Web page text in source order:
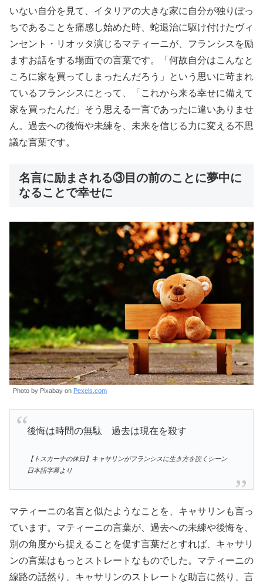
いない自分を見て、イタリアの大きな家に自分が独りぼっ
ちであることを痛感し始めた時、蛇退治に駆け付けたヴィ
ンセント・リオッタ演じるマティーニが、フランシスを励
ますお話をする場面での言葉です。「何故自分はこんなと
ころに家を買ってしまったんだろう」という思いに苛まれ
ているフランシスにとって、「これから来る幸せに備えて
家を買ったんだ」そう思える一言であったに違いありませ
ん。過去への後悔や未練を、未来を信じる力に変える不思
議な言葉です。
名言に励まされる③目の前のことに夢中に
なることで幸せに
Photo by Pixabay on Pexels.com
後悔は時間の無駄 過去は現在を殺す
【トスカーナの休日】キャサリンがフランシスに生き方を説くシーン
日本語字幕より
マティーニの名言と似たようなことを、キャサリンも言っ
ています。マティーニの言葉が、過去への未練や後悔を、
別の角度から捉えることを促す言葉だとすれば、キャサリ
ンの言葉はもっとストレートなものでした。マティーニの
線路の話然り、キャサリンのストレートな助言に然り、言